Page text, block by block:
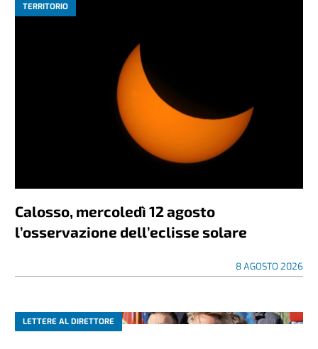
TERRITORIO
Calosso, mercoledì 12 agosto
l’osservazione dell’eclisse solare
8 AGOSTO 2026
LETTERE AL DIRETTORE